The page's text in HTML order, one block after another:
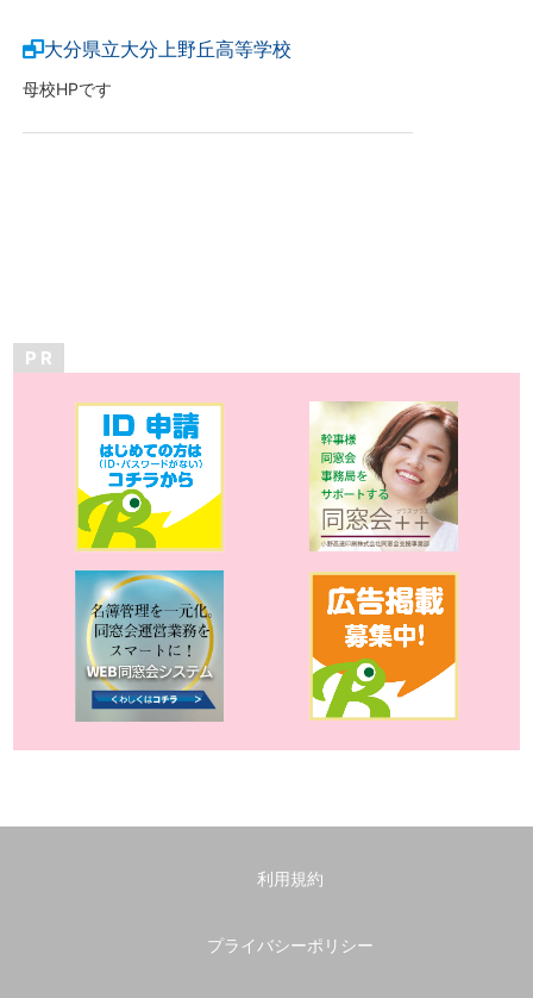
大分県立大分上野丘高等学校
母校HPです
P R
利用規約
プライバシーポリシー